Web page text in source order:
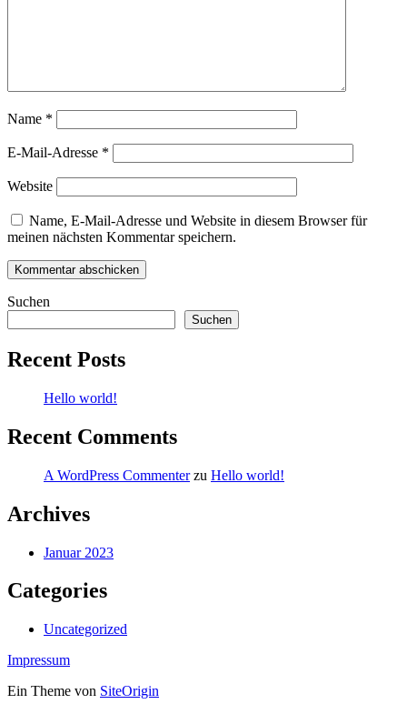
Name *
E-Mail-Adresse *
Website
Name, E-Mail-Adresse und Website in diesem Browser für
meinen nächsten Kommentar speichern.
Suchen
Suchen
Recent Posts
Hello world!
Recent Comments
A WordPress Commenterzu Hello world!
Archives
Januar 2023
Categories
Uncategorized
Impressum
Ein Theme von SiteOrigin